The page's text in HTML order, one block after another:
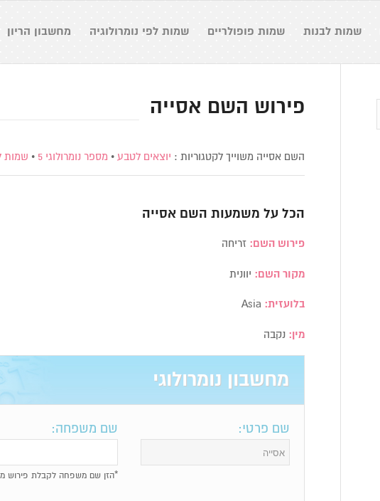
שמות לבנות שמות פופולריים שמות לפי נומרולוגיה מחשבון הריון
פירוש השם אסייה
השם אסייה משוייך לקטגוריות : יוצאים לטבע • מספר נומרולוגי 5 • שמות
הכל על משמעות השם אסייה
פירוש השם: זריחה
מקור השם: יוונית
בלועזית:
מין:נקבה
מחשבון נומרולוגי
שם פרטי: שם משפחה:
*הזן שם משפחה לקבלת פירוש